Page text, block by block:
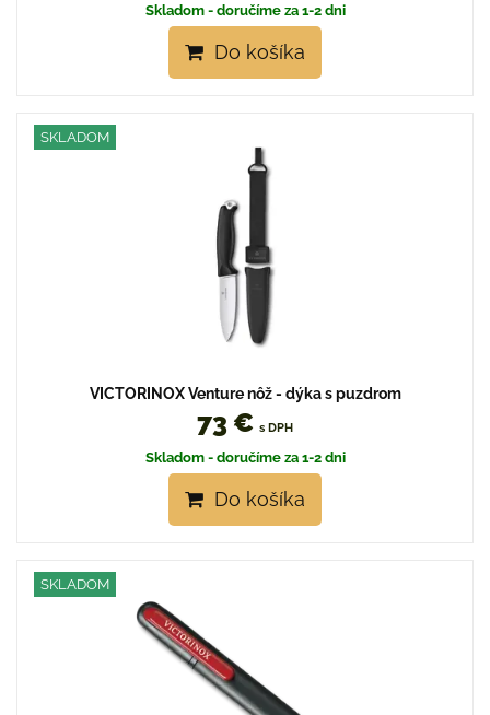
Skladom - doručíme za 1-2 dni
Do košíka
SKLADOM
VICTORINOX Venture nôž - dýka s puzdrom
73 € s DPH
Skladom - doručíme za 1-2 dni
Do košíka
SKLADOM